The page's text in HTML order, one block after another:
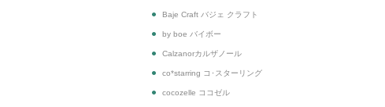
Baje Craft バジェ クラフト
by boe バイボー
Calzanorカルザノール
co*starring コ･スターリング
cocozelle ココゼル